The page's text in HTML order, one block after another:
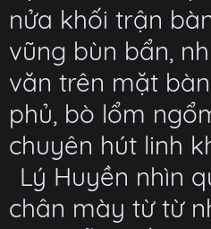
nửa khối trận
vũng bùn bẩn,
văn trên mặt
phủ, bò lổm
chuyên hút linh
Lý Huyền nhìn
chân mày từ từ